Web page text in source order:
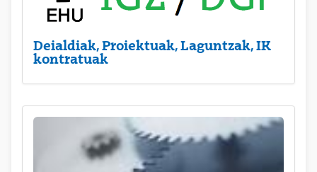
Deialdiak, Proiektuak, Laguntzak, IK
kontratuak